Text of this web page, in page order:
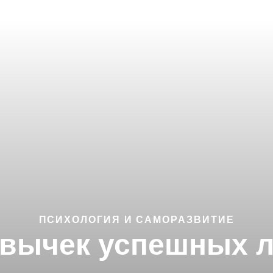
ПСИХОЛОГИЯ И САМОРАЗВИТИЕ
успешных